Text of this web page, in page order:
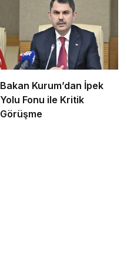
Bakan Kurum’dan İpek
Yolu Fonu ile Kritik
Görüşme